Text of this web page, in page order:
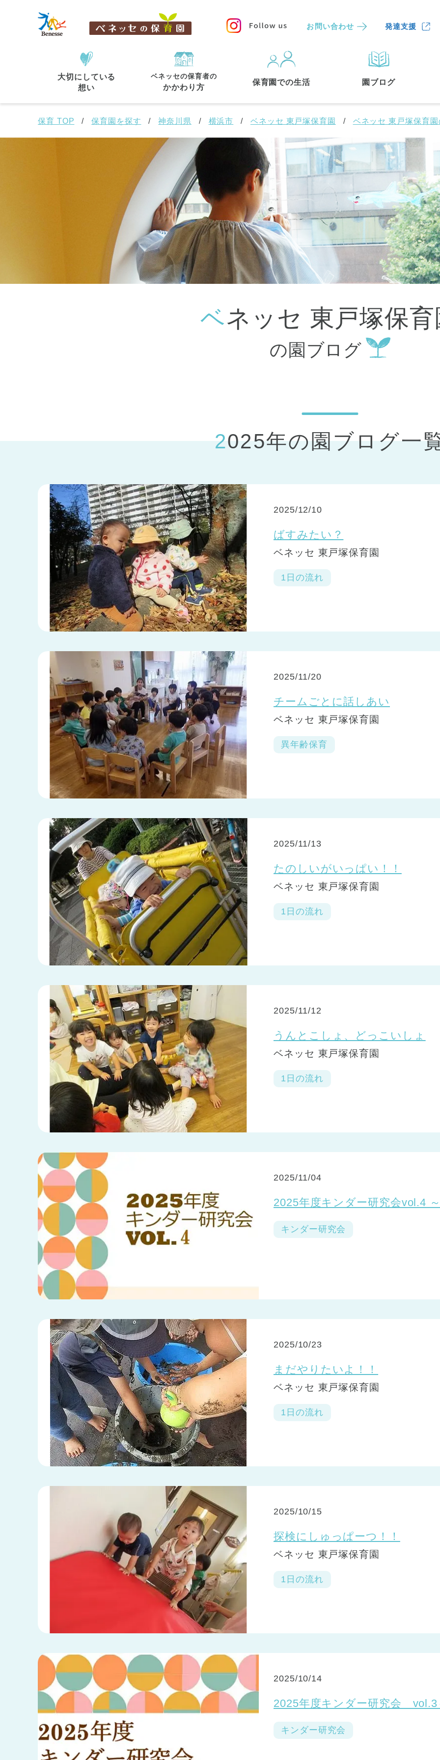
お問い合わせ 発達支援
大切にしている
想い
ベネッセの保育者の
かかわり方
保育園での生活 園ブログ
保育園 を探す
住所・駅名 から探す
から探す
東京都 全域(44) 中央区 港区 文京区(3)
大田区(4) 世田谷区(1) 渋谷区(2)
練馬区(7) 足立区 (1) 葛飾区(1)
国分寺市(1) 狛江市(1) 北区(1)
江東区 (1) 町田市(1) 江戸川区 (1)
川崎市 (9) 横須賀市
兵庫県 兵庫県 全域(2) 神戸市(1) 芦屋市(1)
保育 TOP 保育園を探す 神奈川県 横浜市 ベネッセ 東戸塚保育園 ベネッセ 東戸塚保育
ベネッセ 東戸塚保
の園ブログ
2025年の園ブログ一
2025/12/10
ばすみたい？
ベネッセ 東戸塚保育園
1日の流れ
2025/11/20
チームごとに話しあい
ベネッセ 東戸塚保育園
異年齢保育
2025/11/13
たのしいがいっぱい！！
ベネッセ 東戸塚保育園
1日の流れ
2025/11/12
うんとこしょ、どっこいしょ
ベネッセ 東戸塚保育園
1日の流れ
2025/11/04
2025年度キンダー研究会vol.4
キンダー研究会
2025/10/23
まだやりたいよ！！
ベネッセ 東戸塚保育園
1日の流れ
2025/10/15
探検にしゅっぱーつ！！
ベネッセ 東戸塚保育園
1日の流れ
2025/10/14
2025年度キンダー研究会
キンダー研究会